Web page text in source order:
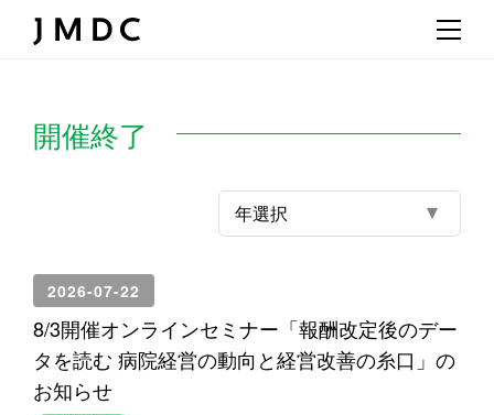
開催終了
年選択
2026-07-22
8/3開催オンラインセミナー「報酬改定後のデー
タを読む 病院経営の動向と経営改善の糸口」の
お知らせ